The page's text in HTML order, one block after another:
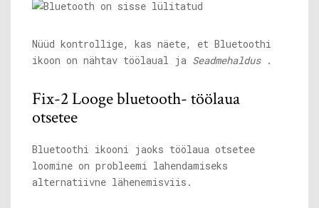
Nüüd kontrollige, kas näete, et Bluetoothi ​​
ikoon on nähtav töölaual ja Seadmehaldus.
Fix-2 Looge bluetooth- töölaua
otsetee
Bluetoothi ​​ikooni jaoks töölaua otsetee
loomine on probleemi lahendamiseks
alternatiivne lähenemisviis.